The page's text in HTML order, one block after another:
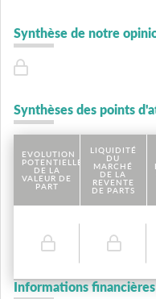
Synthèse de notre
Synthèses des points
EVOLUTION
POTENTIELLE
DE LA
VALEUR DE
PART
LIQUIDITÉ
DU
MARCHÉ
DE LA
REVENTE
DE PARTS
Informations financières